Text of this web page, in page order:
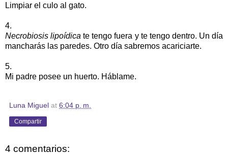
Limpiar el culo al gato.
4.
Necrobiosis lipoídicate tengo fuera y te tengo dentro. Un día
mancharás las paredes. Otro día sabremos acariciarte.
5.
Mi padre posee un huerto. Háblame.
Luna Miguel at 6:04 p. m.
Compartir
4 comentarios: